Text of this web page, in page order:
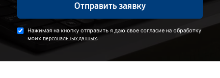
Отправить заявку
Нажимая на кнопку отправить я даю свое согласие на обработку
моих персональных данных.